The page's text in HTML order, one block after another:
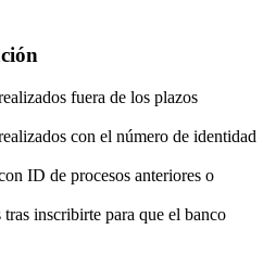
fuera de los plazos
con el número de identidad
ID de procesos anteriores o
tras inscribirte para que el banco